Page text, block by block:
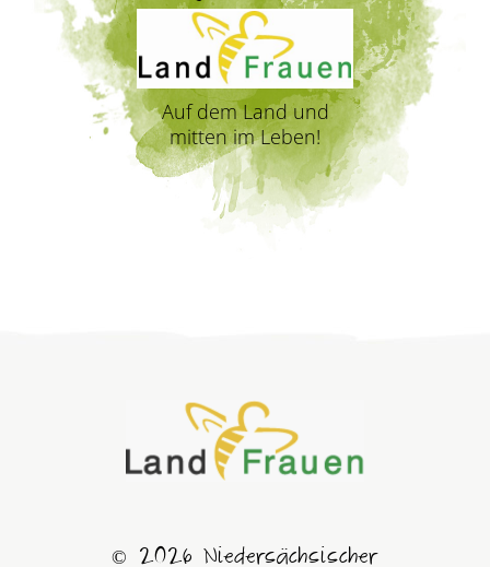
Auf dem Land und
mitten im Leben!
© 2026 Niedersächsischer